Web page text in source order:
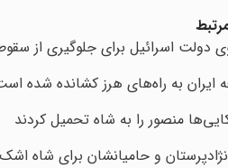
دولت اسرائیل برای جلوگیری از
ایران به راه‌های هرز کشانده شده
منصور را به شاه تحمیل کردند
و حامیانشان برای شاه